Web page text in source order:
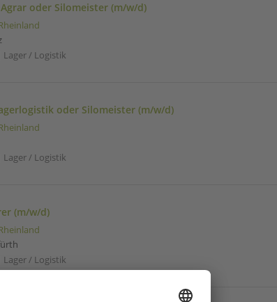
oder Silomeister (m/w/d)
/ Logistik
oder Silomeister (m/w/d)
/ Logistik
(m/w/d)
/ Logistik